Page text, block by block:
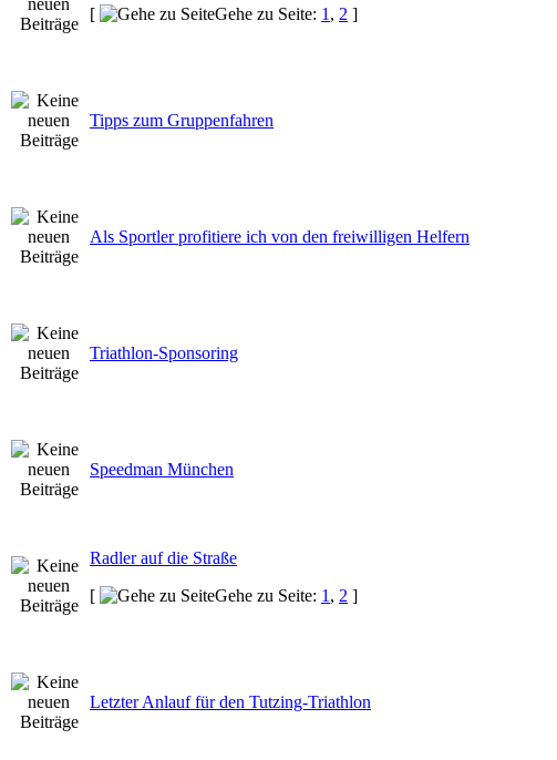
[
Gehe zu Seite: 1 , 2 ]
Tipps zum Gruppenfahren
Als Sportler profitiere ich von den freiwilligen Helfern
Triathlon-Sponsoring
Speedman München
Radler auf die Straße
[
Gehe zu Seite: 1 , 2 ]
Letzter Anlauf für den Tutzing-Triathlon